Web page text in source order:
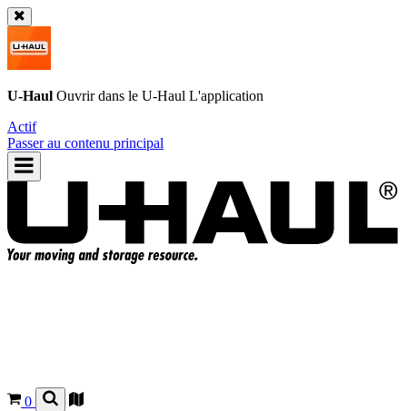
U-Haul Ouvrir dans le U-Haul L'application
Actif
Passer au contenu principal
0